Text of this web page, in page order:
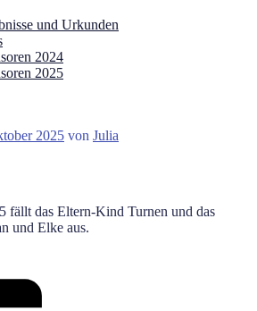
und Urkunden
2024
2025
2025 von Julia
fällt das Eltern-Kind Turnen und das
und Elke aus.